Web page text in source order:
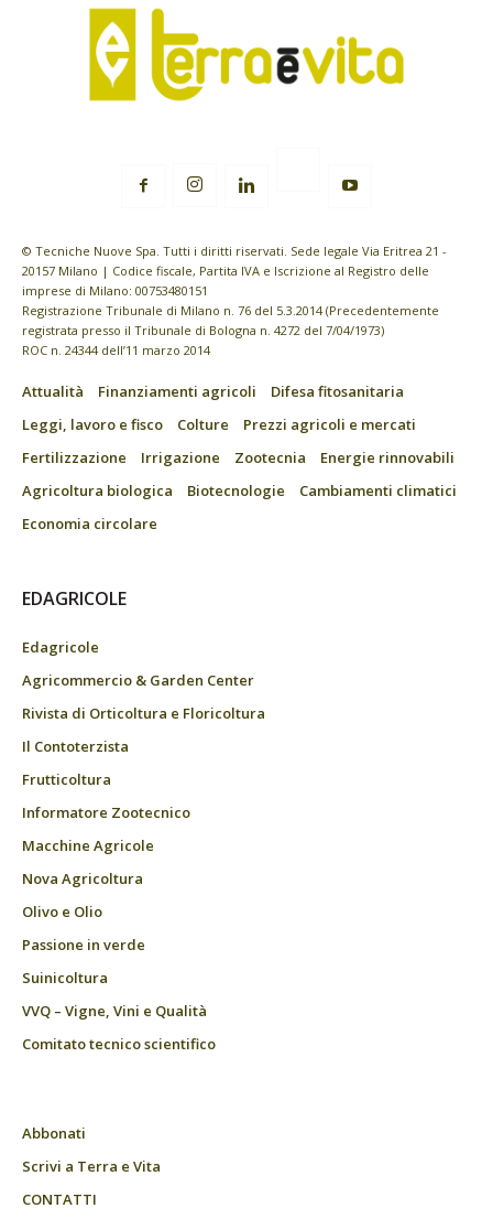
© Tecniche Nuove Spa. Tutti i diritti riservati. Sede legale Via Eritrea 21 -
20157 Milano | Codice fiscale, Partita IVA e Iscrizione al Registro delle
imprese di Milano: 00753480151
Registrazione Tribunale di Milano n. 76 del 5.3.2014 (Precedentemente
registrata presso il Tribunale di Bologna n. 4272 del 7/04/1973)
ROC n. 24344 dell’11 marzo 2014
Attualità Finanziamenti agricoli
Difesa fitosanitaria
Leggi, lavoro e fisco
Colture
Prezzi agricoli e mercati
Fertilizzazione
Irrigazione Zootecnia
Energie rinnovabili
Agricoltura biologica
Biotecnologie
Cambiamenti climatici
Economia circolare
EDAGRICOLE
Edagricole
Agricommercio & Garden Center
Rivista di Orticoltura e Floricoltura
Il Contoterzista
Frutticoltura
Informatore Zootecnico
Macchine Agricole
Nova Agricoltura
Olivo e Olio
Passione in verde
Suinicoltura
VVQ – Vigne, Vini e Qualità
Comitato tecnico scientifico
Abbonati
Scrivi a Terra e Vita
CONTATTI